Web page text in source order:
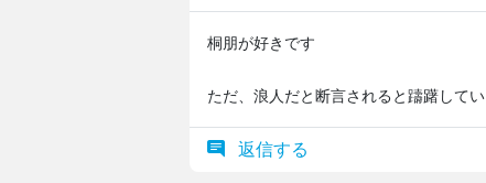
桐朋が好きです
ただ、浪人だと断言されると躊躇して
返信する